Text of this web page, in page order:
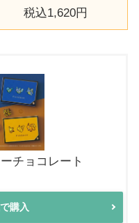
税込1,620円
チョコレート
購入